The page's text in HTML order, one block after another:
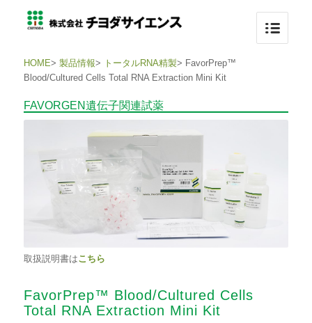
HOME> 製品情報> トータルRNA精製> FavorPrep™
Blood/Cultured Cells Total RNA Extraction Mini Kit
FAVORGEN遺伝子関連試薬
取扱説明書はこちら
FavorPrep™ Blood/Cultured Cells
Total RNA Extraction Mini Kit